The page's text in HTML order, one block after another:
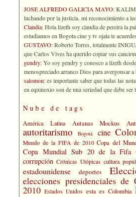
JOSE ALFREDO GALICIA MAYO:
luchando por la justicia. mi reconocimiento a
Claudia: Hola lizeth soy claudia de pereira la
estudiamos en Bogota cine y tv ojala te
GUSTAVO: Roberto Torres, totalmente
que Carlos Vives ha querido copiar sus
gendry: Yo soy gendry y conosco a lizeth
menospreciado.arranco Dios para avergonsar a
salomon: es importante saber que todas las
en equinoxio son de una seriedad que debe ser
Nube de tags
América Latina Antanas Mockus
autoritarismo Bogotá cine
Mundo de la FIFA de 2010 Copa del
Copa Mundial Sub 20 de la Fifa
corrupción Crónicas Utópicas cultura
estadounidense
deportes
elecciones presidenciales de
2010 Estados Unidos esta es Colombia